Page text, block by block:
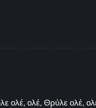
ολέ, ολέ, Θρύλε ολέ,